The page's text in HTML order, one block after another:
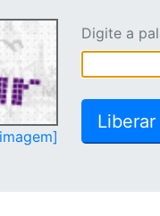
Digite a